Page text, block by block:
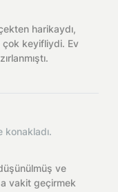
harikaydı,
çok keyifliydi. Ev
ve
vakit geçirmek